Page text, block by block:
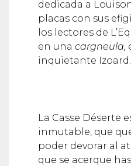
dedicada a
placas con sus
los lectores de
en una cargneula,
inquietante Izoard.
La Casse Déserte
inmutable, que
poder devorar al
que se acerque